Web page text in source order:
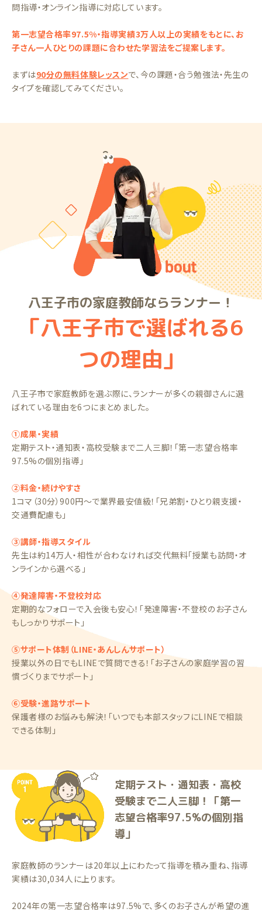
問指導・オンライン指導に対応しています。
第一志望合格率97.5%・指導実績3万人以上の実績をもとに、お
子さん一人ひとりの課題に合わせた学習法をご提案します。
まずは90分の無料体験レッスンで、今の課題・合う勉強法・先生の
タイプを確認してみてください。
八王子市の家庭教師ならランナー！
「八王子市で選ばれる6
つの理由」
八王子市で家庭教師を選ぶ際に、ランナーが多くの親御さんに選
ばれている理由を6つにまとめました。
①成果・実績
定期テスト・通知表・高校受験まで二人三脚！「第一志望合格率
97.5%の個別指導」
②料金・続けやすさ
1コマ（30分）900円〜で業界最安値級！「兄弟割・ひとり親支援・
交通費配慮も」
③講師・指導スタイル
先生は約14万人・相性が合わなければ交代無料「授業も訪問・オ
ンラインから選べる」
④発達障害・不登校対応
定期的なフォローで入会後も安心！「発達障害・不登校のお子さん
もしっかりサポート」
⑤サポート体制（LINE・あんしんサポート）
授業以外の日でもLINEで質問できる！「お子さんの家庭学習の習
慣づくりまでサポート」
⑥受験・進路サポート
保護者様のお悩みも解決！「いつでも本部スタッフにLINEで相談
できる体制」
定期テスト・通知表・高校
受験まで二人三脚！「第一
志望合格率97.5%の個別指
導」
家庭教師のランナーは20年以上にわたって指導を積み重ね、指導
実績は30,034人に上ります。
2024年の第一志望合格率は97.5%で、多くのお子さんが希望の進